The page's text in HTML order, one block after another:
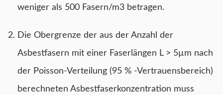
weniger als 500 Fasern/m3 betragen.
Die Obergrenze der aus der Anzahl der
Asbestfasern mit einer Faserlängen L > 5µm nach
der Poisson-Verteilung (95 % -Vertrauensbereich)
berechneten Asbestfaserkonzentration muss